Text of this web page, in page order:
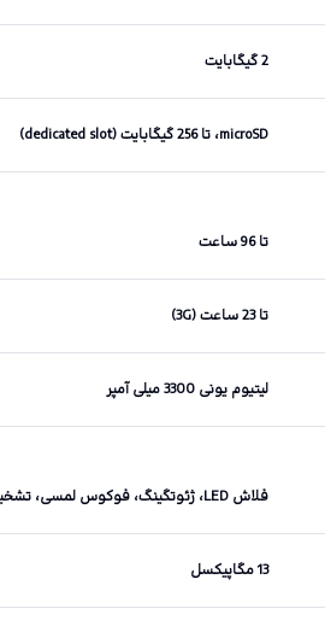
2 گیگابایت
microSD، تا 256 گیگابایت (dedicated slot)
تا 96 ساعت
تا 23 ساعت (3G)
لیتیوم یونی 3300 میلی آمپر
فلاش LED، ژئوتگینگ، فوکوس لمسی، تشخیص چهره، پانوراما، HDR
13 مگاپیکسل